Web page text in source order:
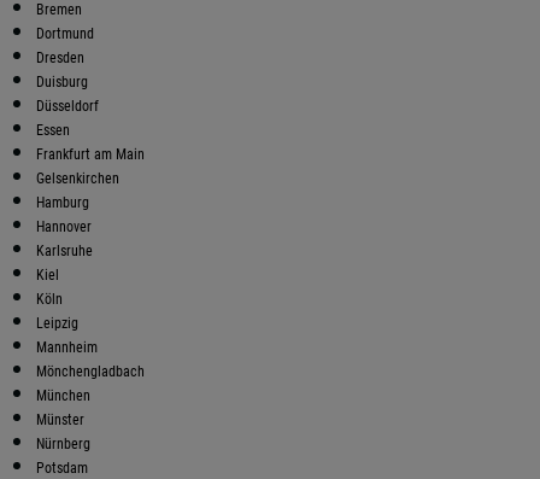
Bremen
Dortmund
Dresden
Duisburg
Düsseldorf
Essen
Frankfurt am Main
Gelsenkirchen
Hamburg
Hannover
Karlsruhe
Kiel
Köln
Leipzig
Mannheim
Mönchengladbach
München
Münster
Nürnberg
Potsdam